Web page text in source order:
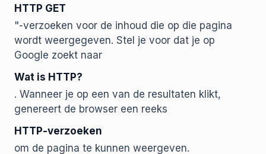
HTTP GET
"-verzoeken voor de inhoud die op die pagina
wordt weergegeven. Stel je voor dat je op
Google zoekt naar
Wat is HTTP?
. Wanneer je op een van de resultaten klikt,
genereert de browser een reeks
HTTP-verzoeken
om de pagina te kunnen weergeven.